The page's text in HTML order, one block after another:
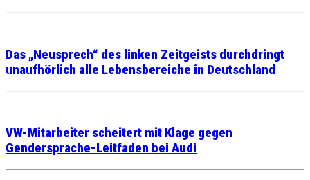
Das „Neusprech“ des linken Zeitgeists durchdringt
unaufhörlich alle Lebensbereiche in Deutschland
VW-Mitarbeiter scheitert mit Klage gegen
Gendersprache-Leitfaden bei Audi